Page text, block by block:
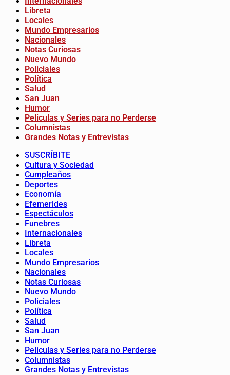
Libreta
Locales
Mundo Empresarios
Nacionales
Notas Curiosas
Nuevo Mundo
Policiales
Política
Salud
San Juan
Humor
Peliculas y Series para no Perderse
Columnistas
Grandes Notas y Entrevistas
SUSCRÍBITE
Cultura y Sociedad
Cumpleaños
Deportes
Economía
Efemerides
Espectáculos
Funebres
Internacionales
Libreta
Locales
Mundo Empresarios
Nacionales
Notas Curiosas
Nuevo Mundo
Policiales
Política
Salud
San Juan
Humor
Peliculas y Series para no Perderse
Columnistas
Grandes Notas y Entrevistas